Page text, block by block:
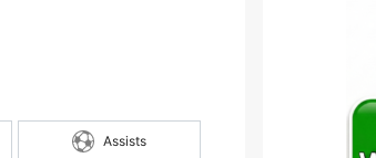
Assists